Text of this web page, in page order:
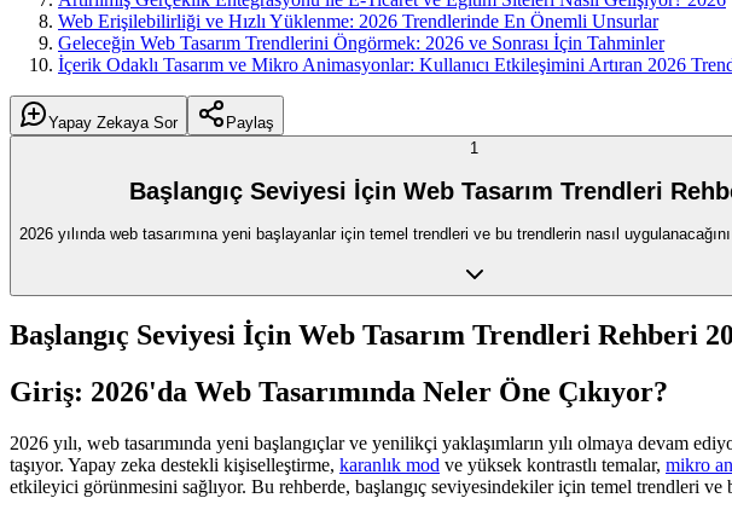
Web Erişilebilirliği ve Hızlı Yüklenme: 2026 Trendlerinde En Önemli Unsurlar
Geleceğin Web Tasarım Trendlerini Öngörmek: 2026 ve Sonrası İçin Tahminler
İçerik Odaklı Tasarım ve Mikro Animasyonlar: Kullanıcı Etkileşimini Artıran 2026
Yapay Zekaya Sor
Paylaş
1
Başlangıç Seviyesi İçin Web Tasarım Trendleri
2026 yılında web tasarımına yeni başlayanlar için temel trendleri ve bu trendlerin nasıl
Başlangıç Seviyesi İçin Web Tasarım Trendleri Rehberi
Giriş: 2026'da Web Tasarımında Neler Öne Çıkıyor?
2026 yılı, web tasarımında yeni başlangıçlar ve yenilikçi yaklaşımların yılı olmaya devam
taşıyor. Yapay zeka destekli kişiselleştirme, karanlık mod ve yüksek kontrastlı temalar, mikro
etkileyici görünmesini sağlıyor. Bu rehberde, başlangıç seviyesindekiler için temel trendleri ve